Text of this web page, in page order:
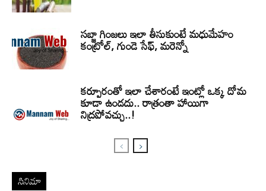
సబ్జా గింజలు ఇలా తీసుకుంటే మధుమేహం
కంట్రోల్, గుండె సేఫ్, మరెన్నో
కర్పూరంతో ఇలా చేశారంటే ఇంట్లో ఒక్క దోమ
కూడా ఉండదు.. రాత్రంతా హాయిగా
నిద్రపోవచ్చు..!
సినిమా